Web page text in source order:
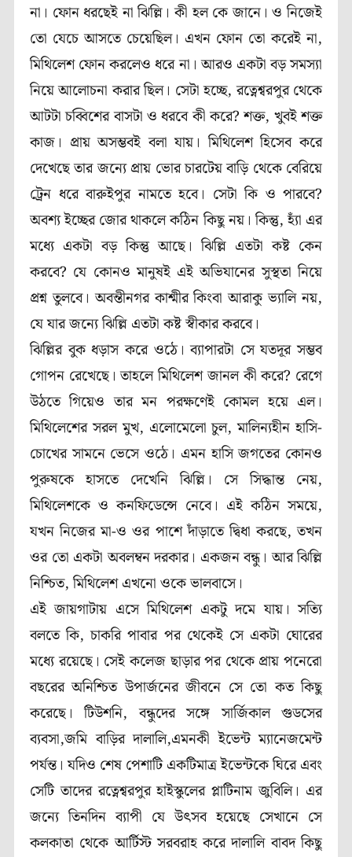
না। ফোন ধরছেই না ঝিল্লি। কী হল কে জানে। ও নিজেই
তো যেচে আসতে চেয়েছিল। এখন ফোন তো করেই না,
মিথিলেশ ফোন করলেও ধরে না। আরও একটা বড় সমস্যা
নিয়ে আলোচনা করার ছিল। সেটা হচ্ছে, রত্নেশ্বরপুর থেকে
আটটা চব্বিশের বাসটা ও ধরবে কী করে? শক্ত, খুবই শক্ত
কাজ। প্রায় অসম্ভবই বলা যায়। মিথিলেশ হিসেব করে
দেখেছে তার জন্যে প্রায় ভোর চারটেয় বাড়ি থেকে বেরিয়ে
ট্রেন ধরে বারুইপুর নামতে হবে। সেটা কি ও পারবে?
অবশ্য ইচ্ছের জোর থাকলে কঠিন কিছু নয়। কিন্তু, হ্যাঁ এর
মধ্যে একটা বড় কিন্তু আছে। ঝিল্লি এতটা কষ্ট কেন
করবে? যে কোনও মানুষই এই অভিযানের সুস্থতা নিয়ে
প্রশ্ন তুলবে। অবন্তীনগর কাশ্মীর কিংবা আরাকু ভ্যালি নয়,
যে যার জন্যে ঝিল্লি এতটা কষ্ট স্বীকার করবে।
ঝিল্লির বুক ধড়াস করে ওঠে। ব্যাপারটা সে যতদূর সম্ভব
গোপন রেখেছে। তাহলে মিথিলেশ জানল কী করে? রেগে
উঠতে গিয়েও তার মন পরক্ষণেই কোমল হয়ে এল।
মিথিলেশের সরল মুখ, এলোমেলো চুল, মালিন্যহীন হাসি-
চোখের সামনে ভেসে ওঠে। এমন হাসি জগতের কোনও
পুরুষকে হাসতে দেখেনি ঝিল্লি। সে সিদ্ধান্ত নেয়,
মিথিলেশকে ও কনফিডেন্সে নেবে। এই কঠিন সময়ে,
যখন নিজের মা-ও ওর পাশে দাঁড়াতে দ্বিধা করছে, তখন
ওর তো একটা অবলম্বন দরকার। একজন বন্ধু। আর ঝিল্লি
নিশ্চিত, মিথিলেশ এখনো ওকে ভালবাসে।
এই জায়গাটায় এসে মিথিলেশ একটু দমে যায়। সত্যি
বলতে কি, চাকরি পাবার পর থেকেই সে একটা ঘোরের
মধ্যে রয়েছে। সেই কলেজ ছাড়ার পর থেকে প্রায় পনেরো
বছরের অনিশ্চিত উপার্জনের জীবনে সে তো কত কিছু
করেছে। টিউশনি, বন্ধুদের সঙ্গে সার্জিকাল গুডসের
ব্যবসা,জমি বাড়ির দালালি,এমনকী ইভেন্ট ম্যানেজমেন্ট
পর্যন্ত। যদিও শেষ পেশাটি একটিমাত্র ইভেন্টকে ঘিরে এবং
সেটি তাদের রত্নেশ্বরপুর হাইস্কুলের প্লাটিনাম জুবিলি। এর
জন্যে তিনদিন ব্যাপী যে উৎসব হয়েছে সেখানে সে
কলকাতা থেকে আর্টিস্ট সরবরাহ করে দালালি বাবদ কিছু